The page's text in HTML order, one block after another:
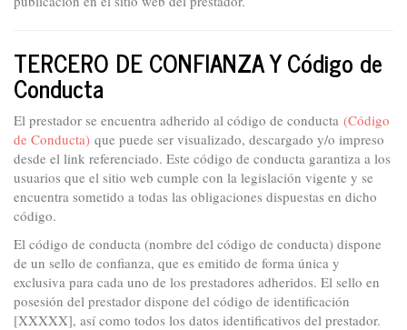
TERCERO DE CONFIANZA Y Código de
Conducta
El prestador se encuentra adherido al código de conducta (Código
de Conducta) que puede ser visualizado, descargado y/o impreso
desde el link referenciado. Este código de conducta garantiza a los
usuarios que el sitio web cumple con la legislación vigente y se
encuentra sometido a todas las obligaciones dispuestas en dicho
código.
El código de conducta (nombre del código de conducta) dispone
de un sello de confianza, que es emitido de forma única y
exclusiva para cada uno de los prestadores adheridos. El sello en
posesión del prestador dispone del código de identificación
[XXXXX], así como todos los datos identificativos del prestador.